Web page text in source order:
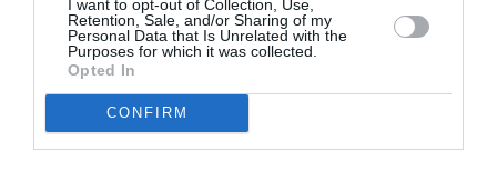
I want to opt-out of Collection, Use,
Retention, Sale, and/or Sharing of my
Personal Data that Is Unrelated with the
Purposes for which it was collected.
Opted In
CONFIRM
Newsletter
Κάθε βδομάδα στο e-mail σας τα τελευταία νέα για
την Τέχνη και τον Πολιτισμό!